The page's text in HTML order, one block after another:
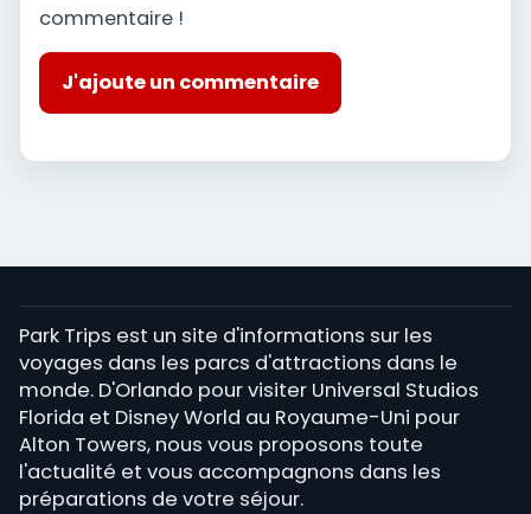
commentaire !
J'ajoute un commentaire
Park Trips est un site d'informations sur les
voyages dans les parcs d'attractions dans le
monde. D'Orlando pour visiter Universal Studios
Florida et Disney World au Royaume-Uni pour
Alton Towers, nous vous proposons toute
l'actualité et vous accompagnons dans les
préparations de votre séjour.